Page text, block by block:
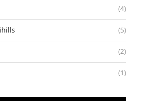
(4)
(5)
(2)
(1)